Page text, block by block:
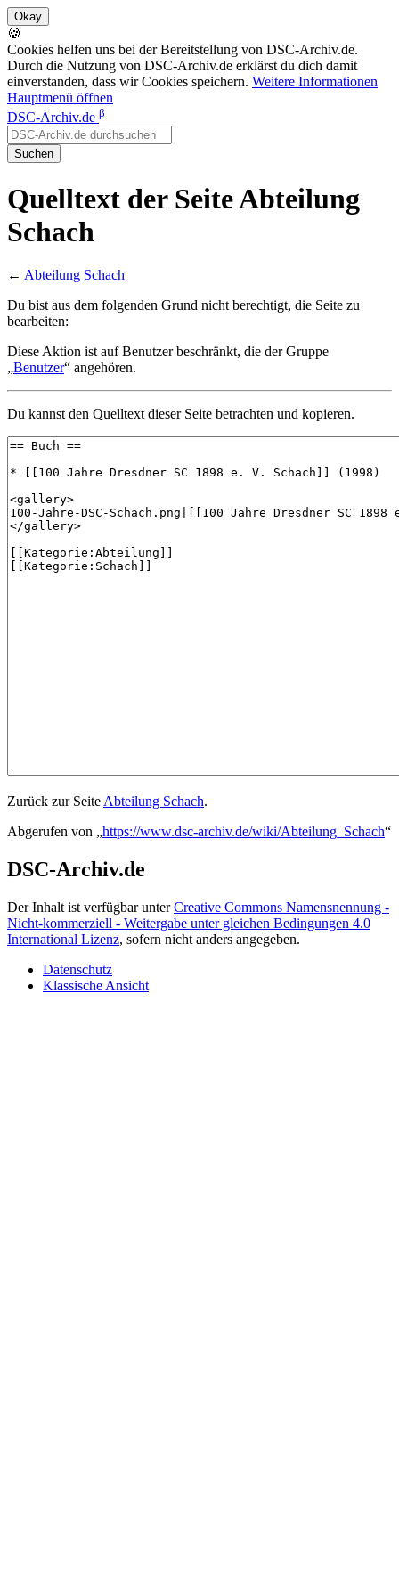
🍪
Cookies helfen uns bei der Bereitstellung von DSC-Archiv.de.
Durch die Nutzung von DSC-Archiv.de erklärst du dich damit
einverstanden, dass wir Cookies speichern. Weitere Informationen
Hauptmenü öffnen
DSC-Archiv.de β
Suchen
Quelltext der Seite Abteilung
Schach
← Abteilung Schach
Du bist aus dem folgenden Grund nicht berechtigt, die Seite zu
bearbeiten:
Diese Aktion ist auf Benutzer beschränkt, die der Gruppe
„Benutzer“ angehören.
Du kannst den Quelltext dieser Seite betrachten und kopieren.
Zurück zur Seite Abteilung Schach.
Abgerufen von „https://www.dsc-archiv.de/wiki/Abteilung_Schach“
DSC-Archiv.de
Der Inhalt ist verfügbar unterCreative Commons Namensnennung -
Nicht-kommerziell - Weitergabe unter gleichen Bedingungen 4.0
International Lizenz, sofern nicht anders angegeben.
Datenschutz
Klassische Ansicht